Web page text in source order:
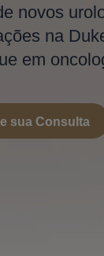
novos
na
em
sua Consulta